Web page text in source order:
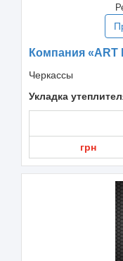
Компания «ART
Черкассы
Укладка
грн